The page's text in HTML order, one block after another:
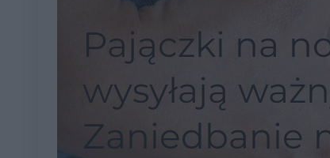
Pajączki na
wysyłają
Zaniedbanie